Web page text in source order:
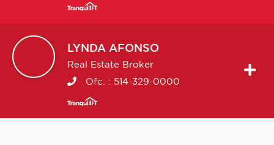
LYNDA AFONSO
Real Estate Broker
Ofc. : 514-329-0000